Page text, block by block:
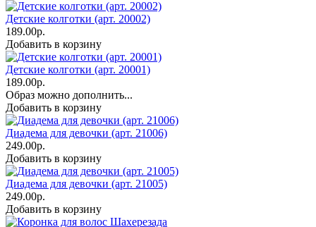
Детские колготки (арт. 20002)
189.00р.
Добавить в корзину
Детские колготки (арт. 20001)
189.00р.
Образ можно дополнить...
Добавить в корзину
Диадема для девочки (арт. 21006)
249.00р.
Добавить в корзину
Диадема для девочки (арт. 21005)
249.00р.
Добавить в корзину